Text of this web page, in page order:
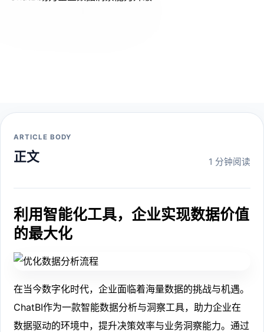
ARTICLE BODY
正文 1 分钟阅读
利用智能化工具，企业实现数据价值
的最大化
在当今数字化时代，企业面临着海量数据的挑战与机遇。
ChatBI作为一款智能数据分析与洞察工具，助力企业在
数据驱动的环境中，提升决策效率与业务洞察能力。通过